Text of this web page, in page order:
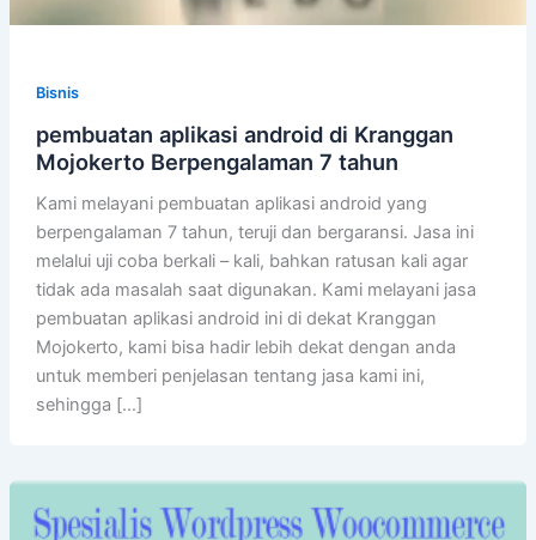
Bisnis
pembuatan aplikasi android di Kranggan
Mojokerto Berpengalaman 7 tahun
Kami melayani pembuatan aplikasi android yang
berpengalaman 7 tahun, teruji dan bergaransi. Jasa ini
melalui uji coba berkali – kali, bahkan ratusan kali agar
tidak ada masalah saat digunakan. Kami melayani jasa
pembuatan aplikasi android ini di dekat Kranggan
Mojokerto, kami bisa hadir lebih dekat dengan anda
untuk memberi penjelasan tentang jasa kami ini,
sehingga […]